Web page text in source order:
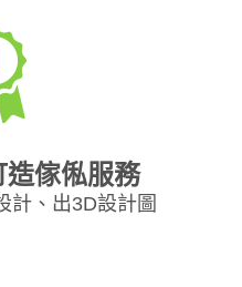
造傢俬服務
計、出3D設計圖